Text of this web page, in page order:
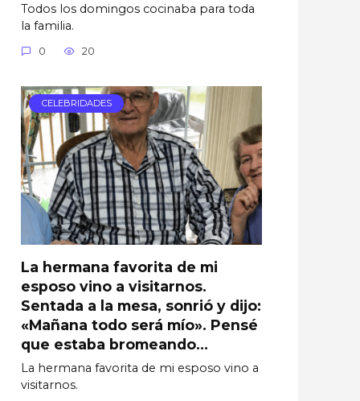
Todos los domingos cocinaba para toda
la familia.
0 20
CELEBRIDADES
La hermana favorita de mi
esposo vino a visitarnos.
Sentada a la mesa, sonrió y dijo:
«Mañana todo será mío». Pensé
que estaba bromeando…
La hermana favorita de mi esposo vino a
visitarnos.